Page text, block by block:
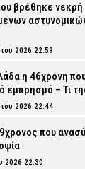
βρέθηκε
2026 22:59
η 46χρονη που
εμπρησμό – Τι
2026 22:44
που
2026 22:30